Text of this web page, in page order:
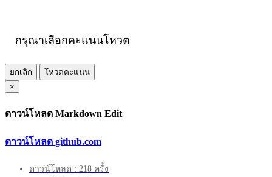
กรุณาเลือกคะแนนโหวต
ยกเลิก
โหวตคะแนน
×
ดาวน์โหลด Markdown Edit
ดาวน์โหลด github.com
ดาวน์โหลด : 218 ครั้ง